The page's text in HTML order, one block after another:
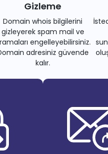
Gizleme
Domain whois bilgilerini
gizleyerek spam mail ve
engelleyebilirsiniz.
adresiniz güvende
kalır.